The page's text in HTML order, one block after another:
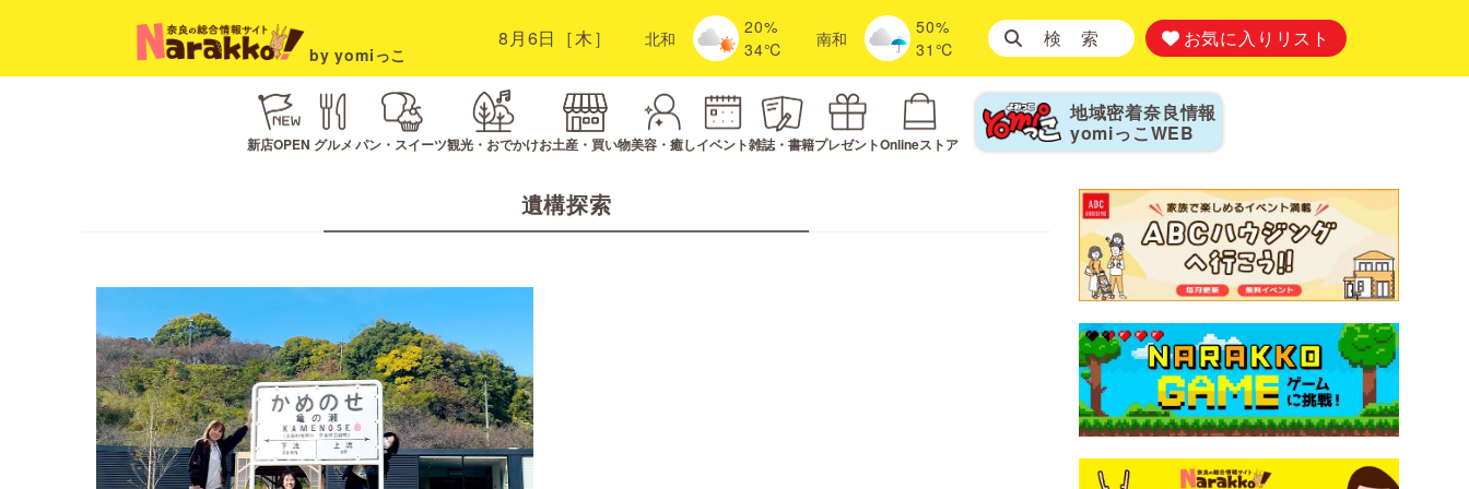
by yomiっこ
8月6日［木］ 北和
20%
34℃
南和
50%
31℃
検 索 お気に入りリスト
新店OPEN グルメ パン・スイーツ観光・おでかけお土産・買い物美容・癒しイベント雑誌・書籍プレゼントOnlineストア
地域密着奈良情報
yomiっこ WEB
遺構探索